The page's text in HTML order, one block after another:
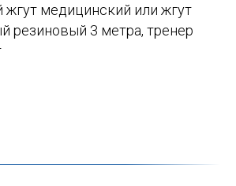
жгут медицинский или жгут
резиновый 3 метра, тренер